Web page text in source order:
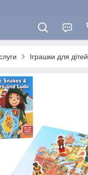
Іграшки для дітей